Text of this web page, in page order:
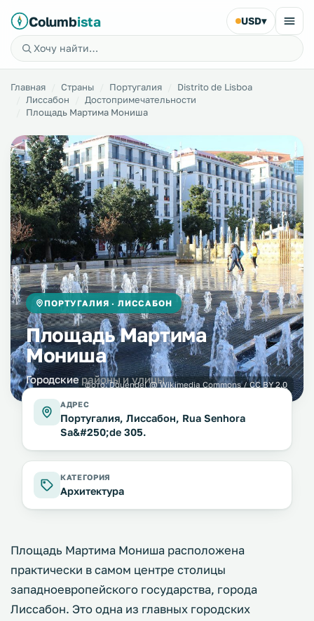
Columbista USD▾
Главная Страны Португалия
Distrito de Lisboa
Лиссабон
Достопримечательности
Площадь Мартима Мониша
ПОРТУГАЛИЯ · ЛИССАБОН
Площадь Мартима
Мониша
Городские районы и улицы
фото:Dguendel@ Wikimedia Commons /CC BY 2.0
АДРЕС
Португалия, Лиссабон, Rua Senhora
Sa&#250;de 305.
КАТЕГОРИЯ
Архитектура
Площадь Мартима Мониша расположена
практически в самом центре столицы
западноевропейского государства, города
Лиссабон. Это одна из главных городских